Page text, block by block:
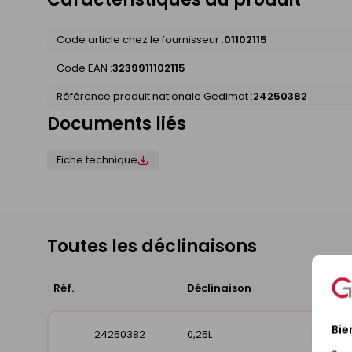
Code article chez le fournisseur :01102115
Code EAN :3239911102115
Référence produit nationale Gedimat :24250382
Documents liés
Fiche technique
Toutes les déclinaisons
Réf. Déclinaison
24250382 0,25L